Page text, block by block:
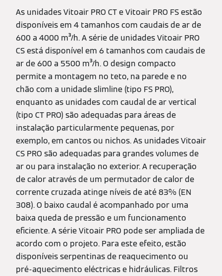
As unidades Vitoair PRO CT e Vitoair PRO FS estão
disponíveis em 4 tamanhos com caudais de ar de
600 a 4000 m³/h. A série de unidades Vitoair PRO
CS está disponível em 6 tamanhos com caudais de
ar de 600 a 5500 m³/h. O design compacto
permite a montagem no teto, na parede e no
chão com a unidade slimline (tipo FS PRO),
enquanto as unidades com caudal de ar vertical
(tipo CT PRO) são adequadas para áreas de
instalação particularmente pequenas, por
exemplo, em cantos ou nichos. As unidades Vitoair
CS PRO são adequadas para grandes volumes de
ar ou para instalação no exterior. A recuperação
de calor através de um permutador de calor de
corrente cruzada atinge níveis de até 83% (EN
308). O baixo caudal é acompanhado por uma
baixa queda de pressão e um funcionamento
eficiente. A série Vitoair PRO pode ser ampliada de
acordo com o projeto. Para este efeito, estão
disponíveis serpentinas de reaquecimento ou
pré-aquecimento eléctricas e hidráulicas. Filtros